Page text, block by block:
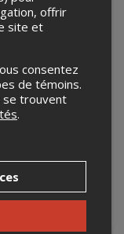
offrir
site et
consentez
de témoins.
se trouvent
.